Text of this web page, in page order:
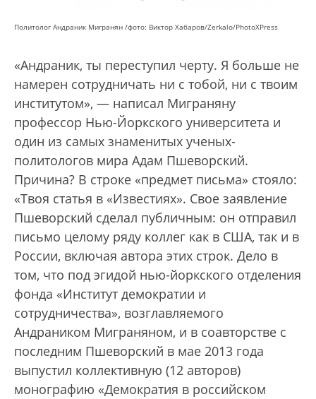
Политолог Андраник Мигранян /фото: Виктор Хабаров/Zerkalo/PhotoXPress
«Андраник, ты переступил черту. Я больше не
намерен сотрудничать ни с тобой, ни с твоим
институтом», — написал Миграняну
профессор Нью-Йоркского университета и
один из самых знаменитых ученых-
политологов мира Адам Пшеворский.
Причина? В строке «предмет письма» стояло:
«Твоя статья в «Известиях». Свое заявление
Пшеворский сделал публичным: он отправил
письмо целому ряду коллег как в США, так и в
России, включая автора этих строк. Дело в
том, что под эгидой нью-йоркского отделения
фонда «Институт демократии и
сотрудничества», возглавляемого
Андраником Миграняном, и в соавторстве с
последним Пшеворский в мае 2013 года
выпустил коллективную (12 авторов)
монографию «Демократия в российском